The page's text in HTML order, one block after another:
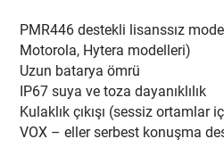
PMR446 destekli lisanssız
Motorola, Hytera modelleri)
Uzun batarya ömrü
IP67 suya ve toza dayanıklılık
Kulaklık çıkışı (sessiz ortamlar
VOX – eller serbest konuşma